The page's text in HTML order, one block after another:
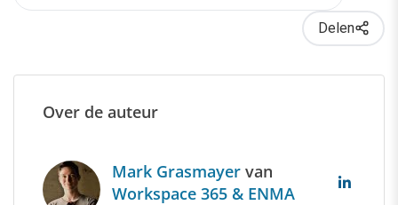
Delen
Over de auteur
Mark Grasmayer van
Workspace 365 & ENMA